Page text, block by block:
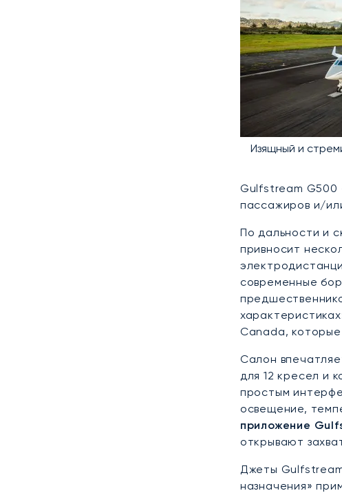
Изящный и
Gulfstream G500
пассажиров и/
По дальности и
привносит
современные
Canada,
Салон
для 12 кресел и
простым
освещение,
приложение
открывают
Джеты
назначения»